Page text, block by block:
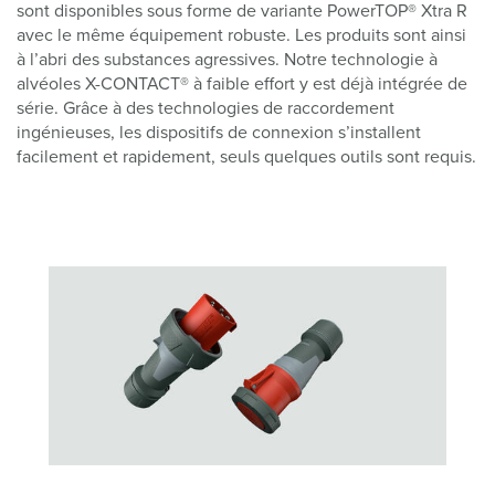
sont disponibles sous forme de variante PowerTOP® Xtra R
avec le même équipement robuste. Les produits sont ainsi
à l’abri des substances agressives. Notre technologie à
alvéoles X-CONTACT® à faible effort y est déjà intégrée de
série. Grâce à des technologies de raccordement
ingénieuses, les dispositifs de connexion s’installent
facilement et rapidement, seuls quelques outils sont requis.